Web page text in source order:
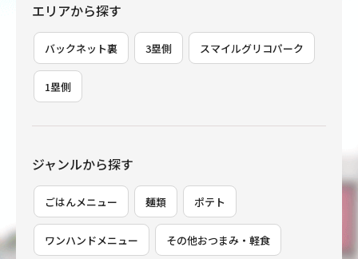
エリアから探す
バックネット裏 3塁側 スマイルグリコパーク
1塁側
ジャンルから探す
ごはんメニュー 麺類 ポテト
ワンハンドメニュー その他おつまみ・軽食